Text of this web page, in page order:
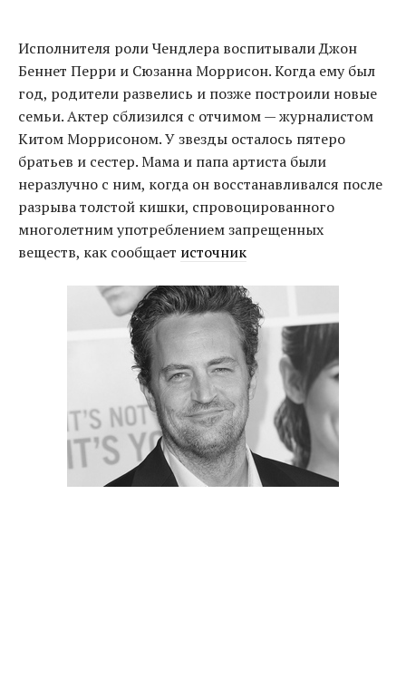
Исполнителя роли Чендлера воспитывали Джон
Беннет Перри и Сюзанна Моррисон. Когда ему был
год, родители развелись и позже построили новые
семьи. Актер сблизился с отчимом — журналистом
Китом Моррисоном. У звезды осталось пятеро
братьев и сестер. Мама и папа артиста были
неразлучно с ним, когда он восстанавливался после
разрыва толстой кишки, спровоцированного
многолетним употреблением запрещенных
веществ, как сообщает источник